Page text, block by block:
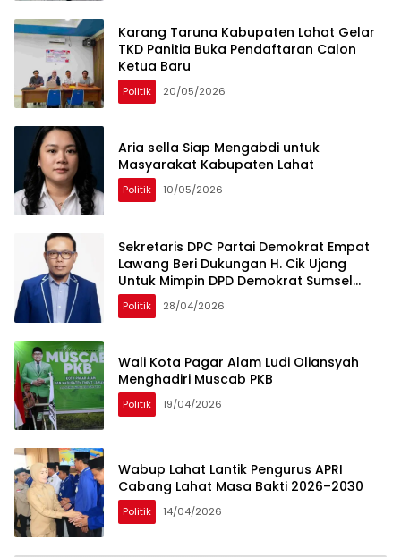
Karang Taruna Kabupaten Lahat Gelar
TKD Panitia Buka Pendaftaran Calon
Ketua Baru
Politik 20/05/2026
Aria sella Siap Mengabdi untuk
Masyarakat Kabupaten Lahat
Politik 10/05/2026
Sekretaris DPC Partai Demokrat Empat
Lawang Beri Dukungan H. Cik Ujang
Untuk Mimpin DPD Demokrat Sumsel
Kembali
Politik 28/04/2026
Wali Kota Pagar Alam Ludi Oliansyah
Menghadiri Muscab PKB
Politik 19/04/2026
Wabup Lahat Lantik Pengurus APRI
Cabang Lahat Masa Bakti 2026–2030
Politik 14/04/2026